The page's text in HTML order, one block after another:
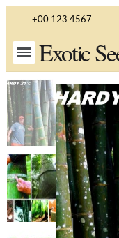
+00 123 4567
Exotic